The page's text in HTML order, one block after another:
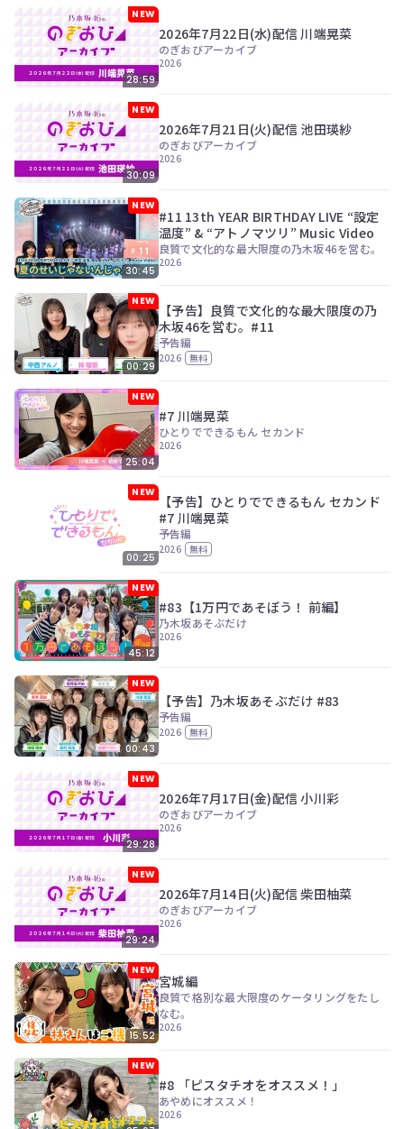
NEW
28:59
2026年7月22日(水)配信 川端晃菜
のぎおびアーカイブ
2026
NEW
30:09
2026年7月21日(火)配信 池田瑛紗
のぎおびアーカイブ
2026
NEW
30:45
#11 13th YEAR BIRTHDAY LIVE “設定
温度” & “アトノマツリ” Music Video
良質で文化的な最大限度の乃木坂46を営む。
2026
NEW
00:29
【予告】良質で文化的な最大限度の乃
木坂46を営む。#11
予告編
2026 無料
NEW
25:04
#7 川端晃菜
ひとりでできるもん セカンド
2026
NEW
00:25
【予告】ひとりでできるもん セカンド
#7 川端晃菜
予告編
2026 無料
NEW
45:12
#83【1万円であそぼう！ 前編】
乃木坂あそぶだけ
2026
NEW
00:43
【予告】乃木坂あそぶだけ #83
予告編
2026 無料
NEW
29:28
2026年7月17日(金)配信 小川彩
のぎおびアーカイブ
2026
NEW
29:24
2026年7月14日(火)配信 柴田柚菜
のぎおびアーカイブ
2026
NEW
15:52
宮城編
良質で格別な最大限度のケータリングをたし
なむ。
2026
NEW
#8 「ピスタチオをオススメ！」
あやめにオススメ！
2026